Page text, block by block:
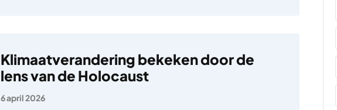
Klimaatverandering bekeken door de
lens van de Holocaust
6 april 2026